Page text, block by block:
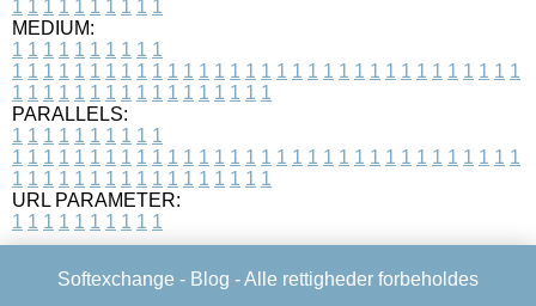
1 1 1 1 1 1 1 1 1 1
MEDIUM:
1 1 1 1 1 1 1 1 1 1
1 1 1 1 1 1 1 1 1 1 1 1 1 1 1 1 1 1 1 1 1 1 1 1 1 1 1 1 1 1 1 1 1
1 1 1 1 1 1 1 1 1 1 1 1 1 1 1 1 1
PARALLELS:
1 1 1 1 1 1 1 1 1 1
1 1 1 1 1 1 1 1 1 1 1 1 1 1 1 1 1 1 1 1 1 1 1 1 1 1 1 1 1 1 1 1 1
1 1 1 1 1 1 1 1 1 1 1 1 1 1 1 1 1
URL PARAMETER:
1 1 1 1 1 1 1 1 1 1
Softexchange - Blog - Alle rettigheder forbeholdes